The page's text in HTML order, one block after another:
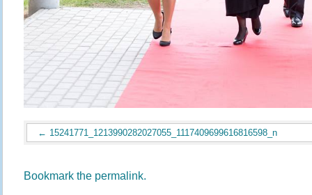
15241771_1213990282027055_1117409699616816598_n
Bookmark the permalink.